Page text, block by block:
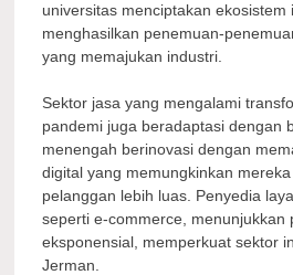
universitas menciptakan ekosistem
menghasilkan penemuan-
yang memajukan industri.
Sektor jasa yang mengalami
pandemi juga beradaptasi dengan
menengah berinovasi dengan
digital yang memungkinkan
pelanggan lebih luas. Penyedia
seperti e-commerce, menunjukkan
eksponensial, memperkuat sektor
Jerman.